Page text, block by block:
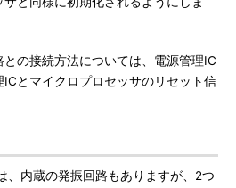
の接続方法については、電源管理IC
とマイクロプロセッサのリセット信
内蔵の発振回路もありますが、2つ